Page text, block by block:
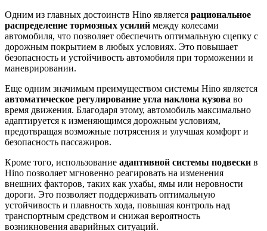
Одним из главных достоинств Hino является рациональное
распределение тормозных усилий между колесами
автомобиля, что позволяет обеспечить оптимальную сцепку с
дорожным покрытием в любых условиях. Это повышает
безопасность и устойчивость автомобиля при торможении и
маневрировании.
Еще одним значимым преимуществом системы Hino является
автоматическое регулирование угла наклона кузова во
время движения. Благодаря этому, автомобиль максимально
адаптируется к изменяющимся дорожным условиям,
предотвращая возможные потрясения и улучшая комфорт и
безопасность пассажиров.
Кроме того, использование адаптивной системы подвески в
Hino позволяет мгновенно реагировать на изменения
внешних факторов, таких как ухабы, ямы или неровности
дороги. Это позволяет поддерживать оптимальную
устойчивость и плавность хода, повышая контроль над
транспортным средством и снижая вероятность
возникновения аварийных ситуаций.